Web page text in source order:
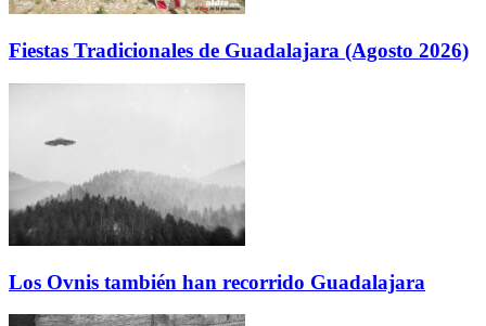
Fiestas Tradicionales de Guadalajara (Agosto 2026)
Los Ovnis también han recorrido Guadalajara